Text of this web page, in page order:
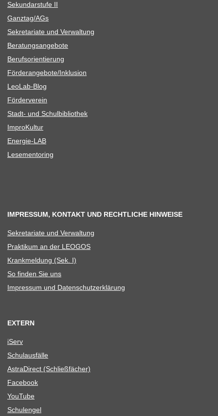
Sekun­dar­stufe II
Ganztag/​​AGs
Sekre­ta­riate und Verwaltung
Bera­tungs­an­ge­bote
Berufs­ori­en­tie­rung
Förderangebote/​​Inklusion
Leo­Lab-Blog
För­der­ver­ein
Stadt- und Schulbibliothek
Impro­Kul­tur
Ener­­gie-LAB
Lese­men­to­ring
IMPRESSUM, KONTAKT UND RECHTLICHE HINWEISE
Sekre­ta­riate und Verwaltung
Prak­ti­kum an der LEOGOS
Krank­mel­dung (Sek. I)
So fin­den Sie uns
Impres­sum und Datenschutzerklärung
EXTERN
iServ
Schul­aus­fälle
Astra­Di­rect (Schließ­fä­cher)
Face­book
You­Tube
Schul­en­gel